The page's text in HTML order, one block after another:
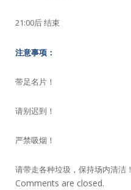
21:00后 结束
注意事项：
带足名片！
请别迟到！
严禁吸烟！
请带走各种垃圾，保持场内清洁！
Comments are closed.